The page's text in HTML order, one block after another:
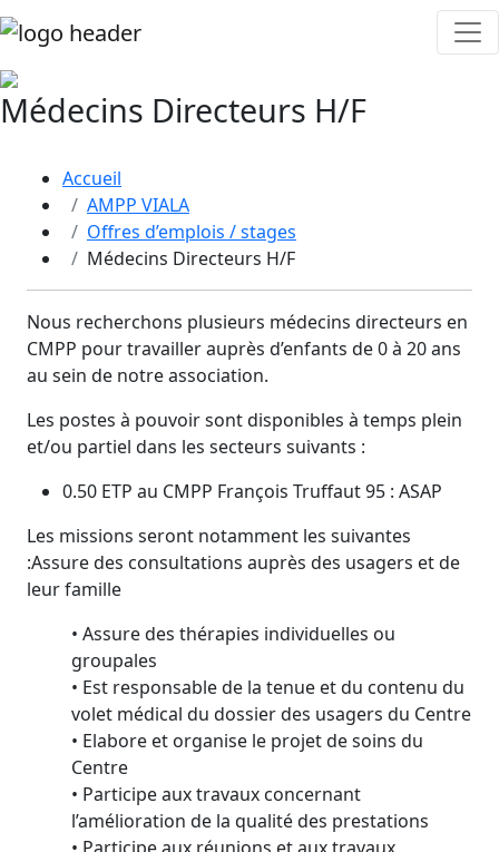
Médecins Directeurs H/F
Accueil
AMPP VIALA
Offres d’emplois / stages
Médecins Directeurs H/F
Nous recherchons plusieurs médecins directeurs en
CMPP pour travailler auprès d’enfants de 0 à 20 ans
au sein de notre association.
Les postes à pouvoir sont disponibles à temps plein
et/ou partiel dans les secteurs suivants :
0.50 ETP au CMPP François Truffaut 95 : ASAP
Les missions seront notamment les suivantes
:Assure des consultations auprès des usagers et de
leur famille
• Assure des thérapies individuelles ou
groupales
• Est responsable de la tenue et du contenu du
volet médical du dossier des usagers du Centre
• Elabore et organise le projet de soins du
Centre
• Participe aux travaux concernant
l’amélioration de la qualité des prestations